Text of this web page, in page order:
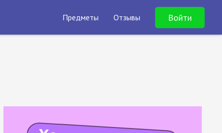
Предметы Отзывы Войти